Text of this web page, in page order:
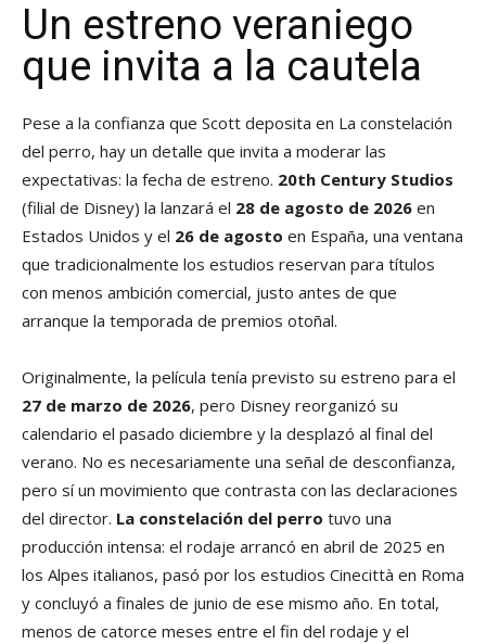
Un estreno veraniego
que invita a la cautela
Pese a la confianza que Scott deposita en La constelación
del perro, hay un detalle que invita a moderar las
expectativas: la fecha de estreno. 20th Century Studios
(filial de Disney) la lanzará el 28 de agosto de 2026 en
Estados Unidos y el 26 de agosto en España, una ventana
que tradicionalmente los estudios reservan para títulos
con menos ambición comercial, justo antes de que
arranque la temporada de premios otoñal.
Originalmente, la película tenía previsto su estreno para el
27 de marzo de 2026, pero Disney reorganizó su
calendario el pasado diciembre y la desplazó al final del
verano. No es necesariamente una señal de desconfianza,
pero sí un movimiento que contrasta con las declaraciones
del director. La constelación del perro tuvo una
producción intensa: el rodaje arrancó en abril de 2025 en
los Alpes italianos, pasó por los estudios Cinecittà en Roma
y concluyó a finales de junio de ese mismo año. En total,
menos de catorce meses entre el fin del rodaje y el